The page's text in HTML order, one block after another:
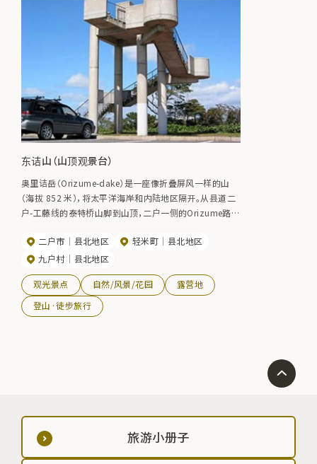
东诘山（山顶观景台）
奥里诘岳（Orizume-dake）是一座像折叠屏风一样的山
（海拔 852 米），将太平洋海岸和内陆地区隔开。从县道二
户-工藤线的泰特桥山脚到山顶，二户一侧的Orizume路线
大海、太平洋的日出等美景。海岸和内陆地区的温差很大，
经常会形成云海，从展望台可以看到岩手山漂浮在云海
中。时间] 5 月至 11 月
二户市 县北地区 轻米町
县北地区
九户村
县北地区
观光景点 自然/风景/花园
露营地
登山·徒步旅行
旅游小册子